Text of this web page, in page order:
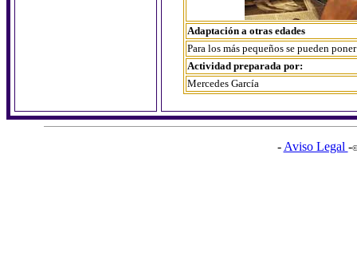
Adaptación a otras edades
Para los más pequeños se pueden
Actividad preparada por:
Mercedes García
- Aviso Legal -